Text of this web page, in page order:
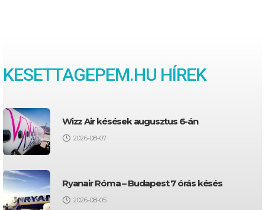
KESETTAGEPEM.HU HÍREK
Wizz Air késések augusztus 6-án
2026-08-07
Ryanair Róma – Budapest 7 órás késés
2026-08-05